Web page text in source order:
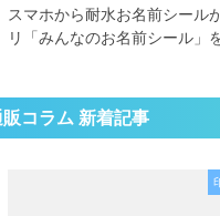
スマホから耐水お名前シール
リ「みんなのお名前シール」
コラム 新着記事